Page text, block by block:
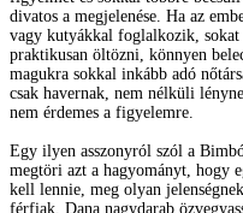
divatos a megjelenése. Ha az
vagy kutyákkal foglalkozik, sokat
praktikusan öltözni, könnyen
magukra sokkal inkább adó
csak havernak, nem nélküli
nem érdemes a figyelemre.
Egy ilyen asszonyról szól a
megtöri azt a hagyományt, hogy
kell lennie, meg olyan
férfiak. Dana nagydarab